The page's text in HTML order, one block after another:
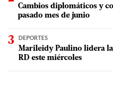
Cambios diplomáticos y
pasado mes de junio
DEPORTES
Marileidy Paulino lidera
RD este miércoles